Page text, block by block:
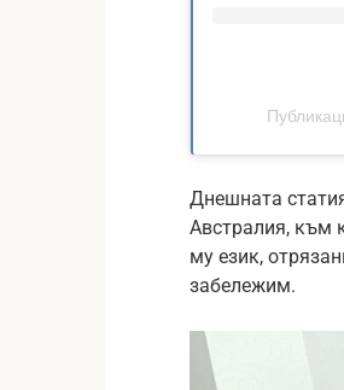
Днешната
Австралия, към
му език,
забележим.